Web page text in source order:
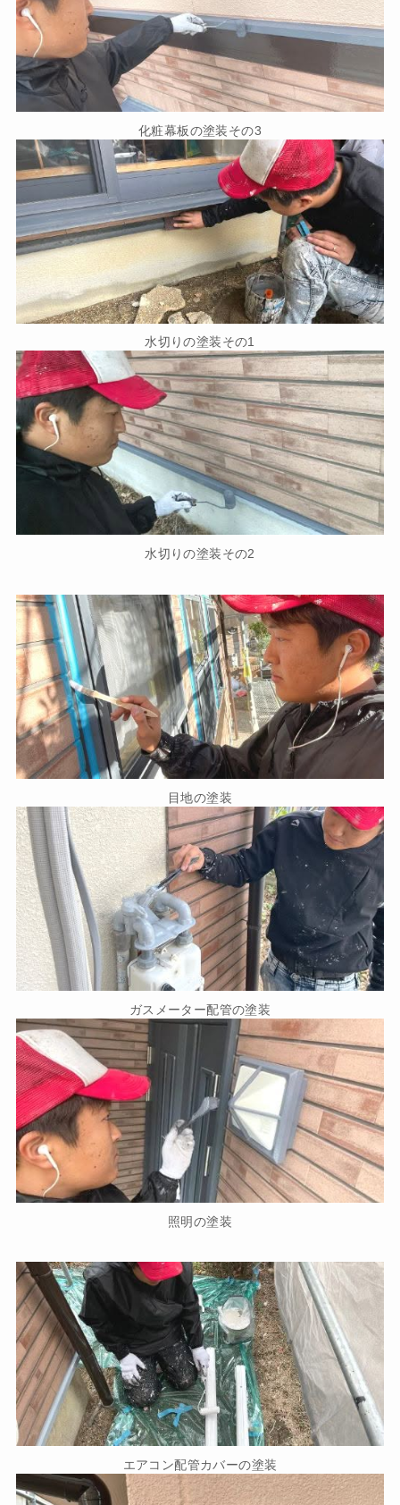
化粧幕板の塗装その3
水切りの塗装その1
水切りの塗装その2
目地の塗装
ガスメーター配管の塗装
照明の塗装
エアコン配管カバーの塗装